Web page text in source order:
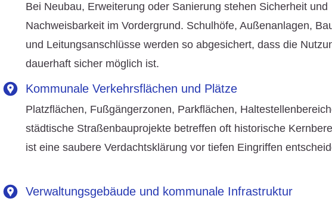
Bei Neubau, Erweiterung oder Sanierung stehen Sicherheit und
Nachweisbarkeit im Vordergrund. Schulhöfe, Außenanlagen,
und Leitungsanschlüsse werden so abgesichert, dass die
dauerhaft sicher möglich ist.
Kommunale Verkehrsflächen und Plätze
Platzflächen, Fußgängerzonen, Parkflächen,
städtische Straßenbauprojekte betreffen oft historische
ist eine saubere Verdachtsklärung vor tiefen Eingriffen
Verwaltungsgebäude und kommunale Infrastruktur